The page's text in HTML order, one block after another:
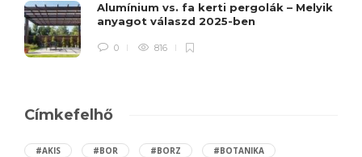
Alumínium vs. fa kerti pergolák – Melyik
anyagot válaszd 2025-ben
0 816
Címkefelhő
#AKIS #BOR #BORZ #BOTANIKA